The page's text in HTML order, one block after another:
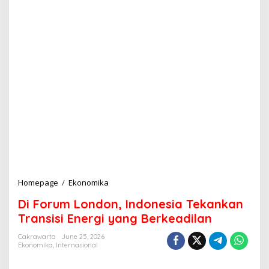
Homepage / Ekonomika
F
o
r
Di Forum London, Indonesia Tekankan
Transisi Energi yang Berkeadilan
Cakrawarta
June 25, 2026
Ekonomika, Internasional